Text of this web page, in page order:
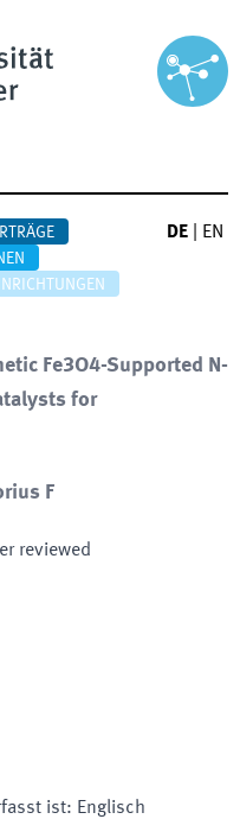
DE EN
Fe3O4-Supported N-
for
F
reviewed
ist: Englisch